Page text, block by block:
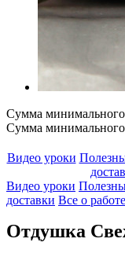
Сумма минимального
Сумма минимального
Видео уроки
Видео уроки
доставки Все о
Отдушка